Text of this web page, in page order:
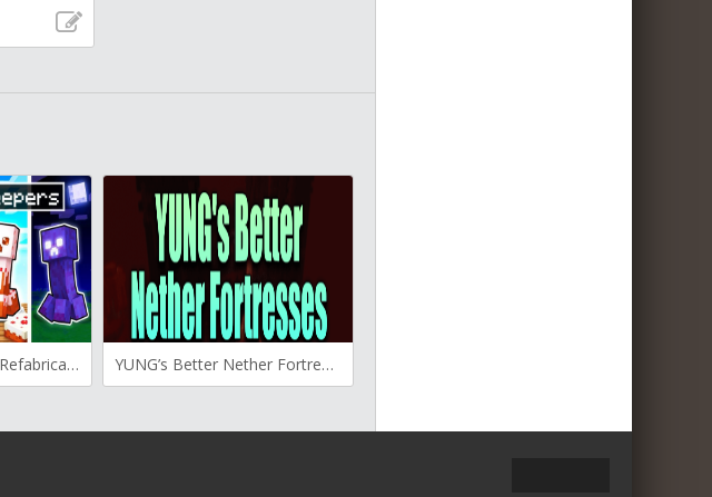
Elemental Creepers Refabricated для Майнкрафт [1.19.3, 1.19.2, 1.18.2] YUNG’s Better Nether Fortresses для Майнкрафт [1.19.3, 1.19.2, 1.18.2]